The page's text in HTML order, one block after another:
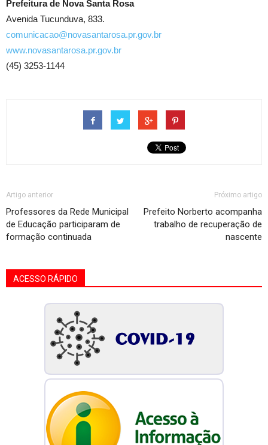
Prefeitura de Nova Santa Rosa
Avenida Tucunduva, 833.
comunicacao@novasantarosa.pr.gov.br
www.novasantarosa.pr.gov.br
(45) 3253-1144
Artigo anterior
Professores da Rede Municipal
de Educação participaram de
formação continuada
Próximo artigo
Prefeito Norberto acompanha
trabalho de recuperação de
nascente
ACESSO RÁPIDO